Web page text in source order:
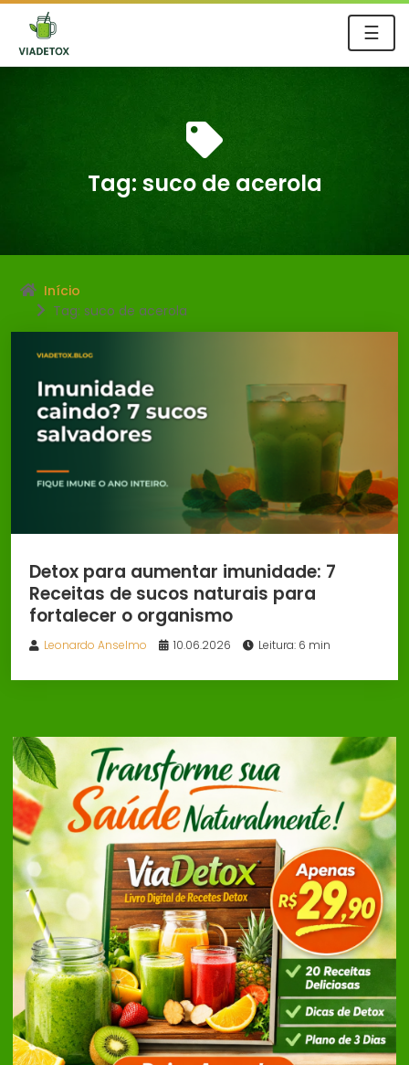
☰
Tag: suco de acerola
Início
Tag: suco de acerola
Detox para aumentar imunidade: 7
Receitas de sucos naturais para
fortalecer o organismo
Leonardo Anselmo 10.06.2026 Leitura: 6 min